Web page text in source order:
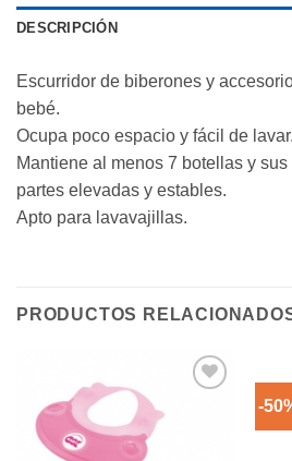
DESCRIPCIÓN
Escurridor de biberones y
bebé.
Ocupa poco espacio y fácil de lavar.
Mantiene al menos 7 botellas y
partes elevadas y estables.
Apto para lavavajillas.
PRODUCTOS
-